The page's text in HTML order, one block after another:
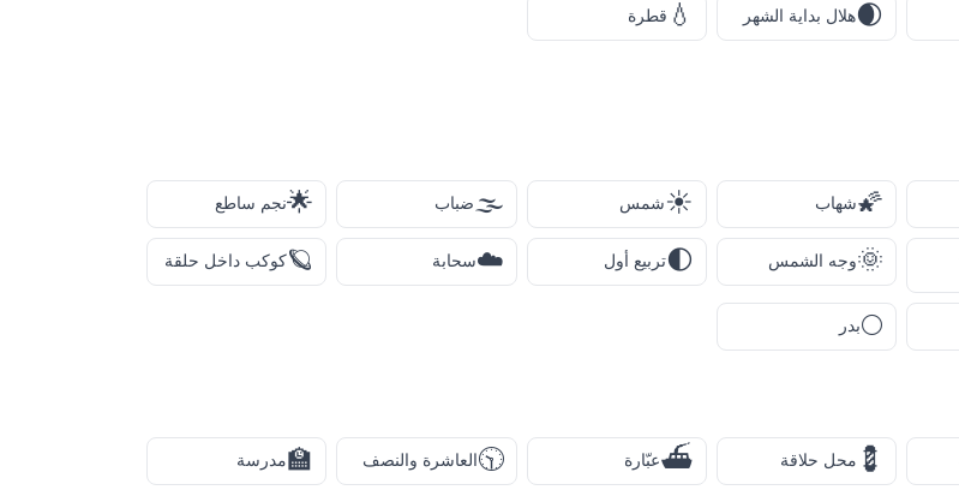
🌒هلال بداية الشهر 💧 قطرة
🌠شهاب ☀️شمس 🌫️ضباب 🌟نجم ساطع
🌞وجه الشمس 🌓تربيع أول ☁️سحابة 🪐كوكب داخل حلقة
🌕بدر
💈 محل حلاقة ⛴️عبّارة 🕥العاشرة والنصف 🏫مدرسة